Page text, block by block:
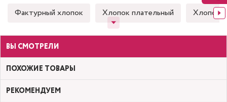
Фактурный хлопок Хлопок плательный Хлопок
ВЫ СМОТРЕЛИ
ПОХОЖИЕ ТОВАРЫ
РЕКОМЕНДУЕМ